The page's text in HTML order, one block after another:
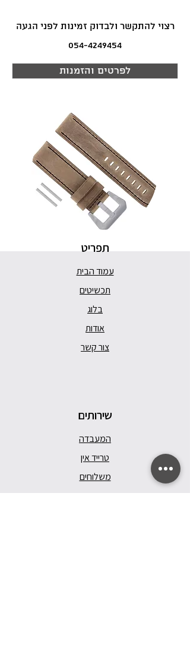
רצוי להתקשר ולבדוק זמינות לפני הגעה
054-4249454
לפרטים והזמנות
תפריט
עמוד הבית
תכשיטים
בלוג
אודות
צור קשר
שירותים
המעבדה
טרייד אין
משלוחים